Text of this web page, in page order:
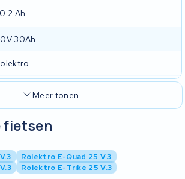
Ah
30Ah
Meer tonen
fietsen
Rolektro E-Quad 25 V.3
Rolektro E-Trike 25 V.3